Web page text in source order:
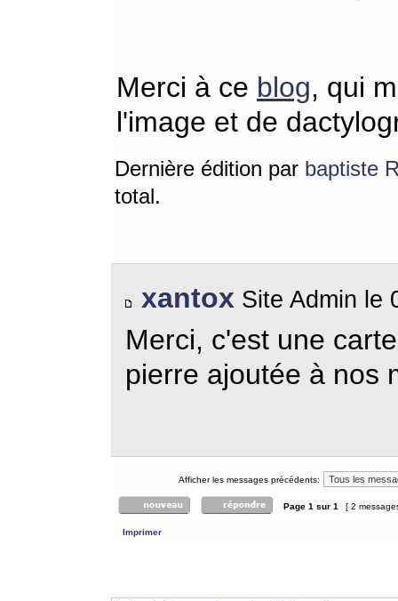
Merci à ce blog, qui
l'image et de
Dernière édition par baptiste
total.
xantox Site Admin le
Merci, c'est une
pierre ajoutée à nos
Afficher les messages précédents:
Page 1 sur 1 [ 2
Imprimer